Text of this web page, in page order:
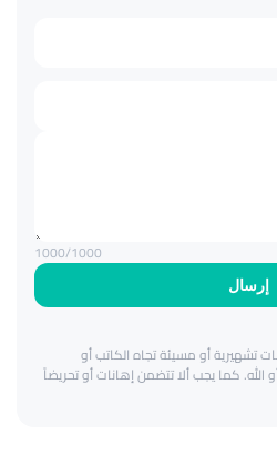
إرسال
1000/1000
تشهيرية أو مسيئة تجاه الكاتب أو
الله. كما يجب ألا تتضمن إهانات أو تحريضاً